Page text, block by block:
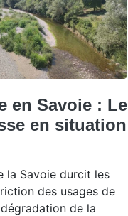
en Savoie : Le
en situation
la Savoie durcit les
des usages de
dégradation de la